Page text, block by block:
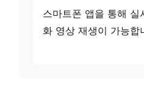
스마트폰 앱을 통해 실
화 영상 재생이 가능합